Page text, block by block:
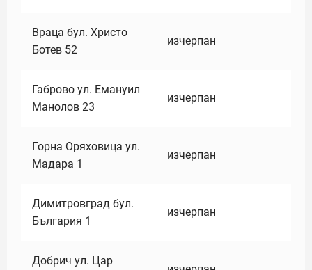
Враца бул. Христо
Ботев 52
изчерпан
Габрово ул. Емануил
Манолов 23
изчерпан
Горна Оряховица ул.
Мадара 1
изчерпан
Димитровград бул.
България 1
изчерпан
Добрич ул. Цар